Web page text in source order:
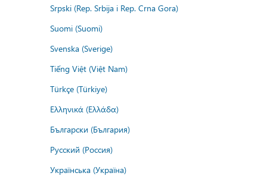
Srpski (Rep. Srbija i Rep. Crna Gora)
Suomi (Suomi)
Svenska (Sverige)
Tiếng Việt (Việt Nam)
Türkçe (Türkiye)
Ελληνικά (Ελλάδα)
Български (България)
Русский (Россия)
Українська (Україна)